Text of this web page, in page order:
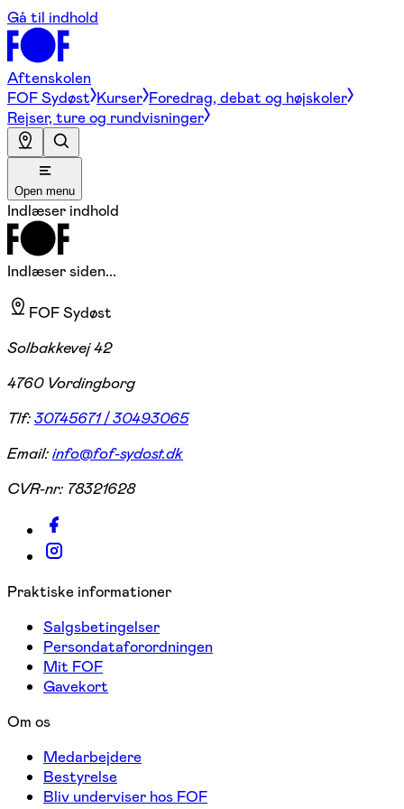
Gå til indhold
Aftenskolen
FOF Sydøst Kurser Foredrag, debat og højskoler
Rejser, ture og rundvisninger
Open menu
Indlæser indhold
Indlæser siden...
FOF Sydøst
Solbakkevej 42
4760 Vordingborg
Tlf:30745671 / 30493065
Email:info@fof-sydost.dk
CVR-nr: 78321628
Praktiske informationer
Salgsbetingelser
Persondataforordningen
Mit FOF
Gavekort
Om os
Medarbejdere
Bestyrelse
Bliv underviser hos FOF